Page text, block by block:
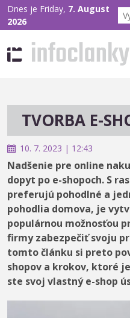
Dnes je Friday, 7. August
2026
TVORBA E-
10. 7. 2023 | 12:43
Nadšenie pre online
dopyt po e-shopoch. S
preferujú pohodlné a
pohodlia domova, je
populárnou možnosťou
firmy zabezpečiť svoju
tomto článku si preto
shopov a krokov, ktoré
ste svoj vlastný e-shop